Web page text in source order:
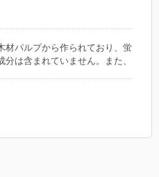
経験豊富なマウンターや初心者
材パルプから作られており、蛍
分は含まれていません。また、
で破れにくく、湿ったものや